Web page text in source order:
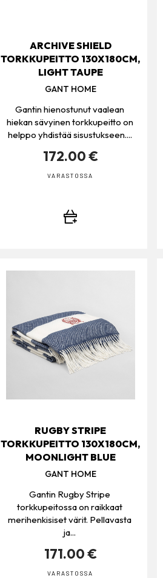
ARCHIVE SHIELD
TORKKUPEITTO 130X180CM,
LIGHT TAUPE
GANT HOME
Gantin hienostunut vaalean
hiekan sävyinen torkkupeitto on
helppo yhdistää sisustukseen....
172.00 €
VARASTOSSA
RUGBY STRIPE
TORKKUPEITTO 130X180CM,
MOONLIGHT BLUE
GANT HOME
Gantin Rugby Stripe
torkkupeitossa on raikkaat
merihenkisiset värit. Pellavasta
ja...
171.00 €
VARASTOSSA